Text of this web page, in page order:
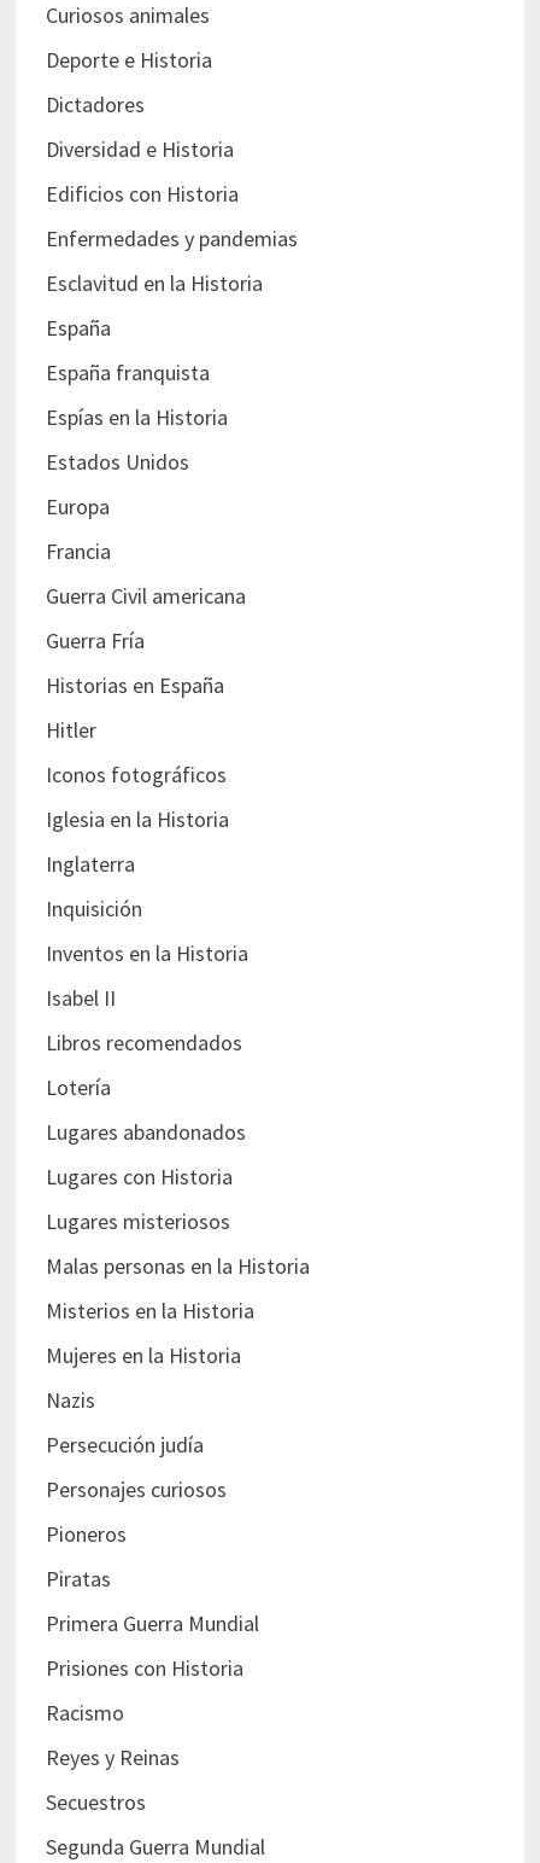
Curiosos animales
Deporte e Historia
Dictadores
Diversidad e Historia
Edificios con Historia
Enfermedades y pandemias
Esclavitud en la Historia
España
España franquista
Espías en la Historia
Estados Unidos
Europa
Francia
Guerra Civil americana
Guerra Fría
Historias en España
Hitler
Iconos fotográficos
Iglesia en la Historia
Inglaterra
Inquisición
Inventos en la Historia
Isabel II
Libros recomendados
Lotería
Lugares abandonados
Lugares con Historia
Lugares misteriosos
Malas personas en la Historia
Misterios en la Historia
Mujeres en la Historia
Nazis
Persecución judía
Personajes curiosos
Pioneros
Piratas
Primera Guerra Mundial
Prisiones con Historia
Racismo
Reyes y Reinas
Secuestros
Segunda Guerra Mundial